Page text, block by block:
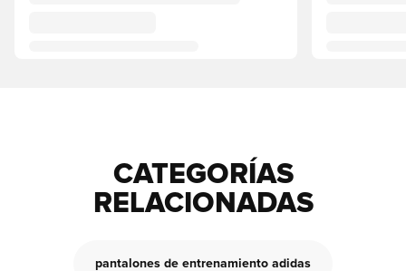
CATEGORÍAS
RELACIONADAS
pantalones de entrenamiento adidas